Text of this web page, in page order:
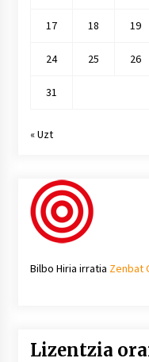
17 18 19
24 25 26
31
« Uzt
Bilbo Hiria irratia Zenbat
Lizentzia